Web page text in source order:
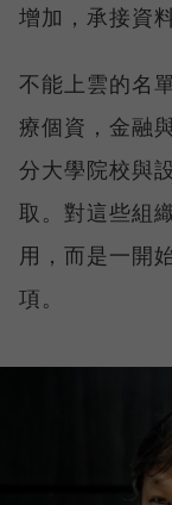
增加，承接資
不能上雲的名
療個資，金融
分大學院校與
取。對這些組
用，而是一開
項。